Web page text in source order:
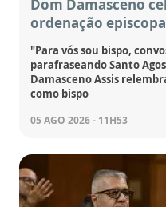
Dom Damasceno
ordenação
"Para vós sou bispo,
parafraseando Santo
Damasceno Assis
como bispo
05 AGO 2026 - 11H53